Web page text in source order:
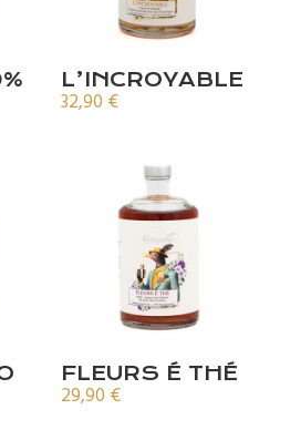
L’INCROYABLE
32,90 €
FLEURS É THÉ
29,90 €